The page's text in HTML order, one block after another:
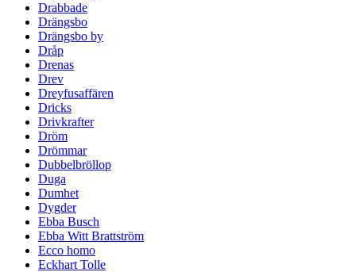
Drabbade
Drängsbo
Drängsbo by
Dråp
Drenas
Drev
Dreyfusaffären
Dricks
Drivkrafter
Dröm
Drömmar
Dubbelbröllop
Duga
Dumhet
Dygder
Ebba Busch
Ebba Witt Brattström
Ecco homo
Eckhart Tolle